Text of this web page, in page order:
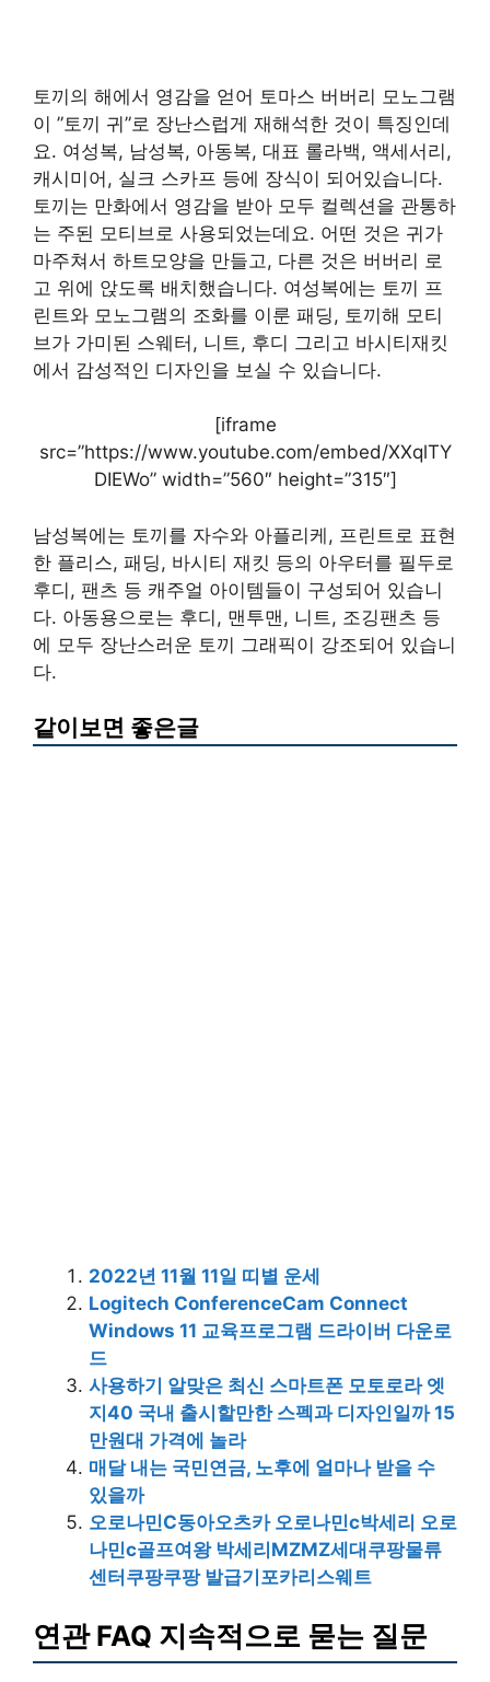
토끼의 해에서 영감을 얻어 토마스 버버리 모노그램
이 ”토끼 귀”로 장난스럽게 재해석한 것이 특징인데
요. 여성복, 남성복, 아동복, 대표 롤라백, 액세서리,
캐시미어, 실크 스카프 등에 장식이 되어있습니다.
토끼는 만화에서 영감을 받아 모두 컬렉션을 관통하
는 주된 모티브로 사용되었는데요. 어떤 것은 귀가
마주쳐서 하트모양을 만들고, 다른 것은 버버리 로
고 위에 앉도록 배치했습니다. 여성복에는 토끼 프
린트와 모노그램의 조화를 이룬 패딩, 토끼해 모티
브가 가미된 스웨터, 니트, 후디 그리고 바시티재킷
에서 감성적인 디자인을 보실 수 있습니다.
[iframe
src=”https://www.youtube.com/embed/XXqlTY
DIEWo” width=”560″ height=”315″]
남성복에는 토끼를 자수와 아플리케, 프린트로 표현
한 플리스, 패딩, 바시티 재킷 등의 아우터를 필두로
후디, 팬츠 등 캐주얼 아이템들이 구성되어 있습니
다. 아동용으로는 후디, 맨투맨, 니트, 조깅팬츠 등
에 모두 장난스러운 토끼 그래픽이 강조되어 있습니
다.
같이보면 좋은글
2022년 11월 11일 띠별 운세
Logitech ConferenceCam Connect
Windows 11 교육프로그램 드라이버 다운로
드
사용하기 알맞은 최신 스마트폰 모토로라 엣
지40 국내 출시할만한 스펙과 디자인일까 15
만원대 가격에 놀라
매달 내는 국민연금, 노후에 얼마나 받을 수
있을까
오로나민C동아오츠카 오로나민c박세리 오로
나민c골프여왕 박세리MZMZ세대쿠팡물류
센터쿠팡쿠팡 발급기포카리스웨트
연관 FAQ 지속적으로 묻는 질문